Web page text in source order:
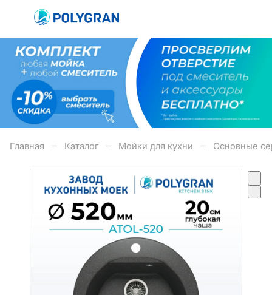
Главная – Каталог – Мойки для кухни – Основные